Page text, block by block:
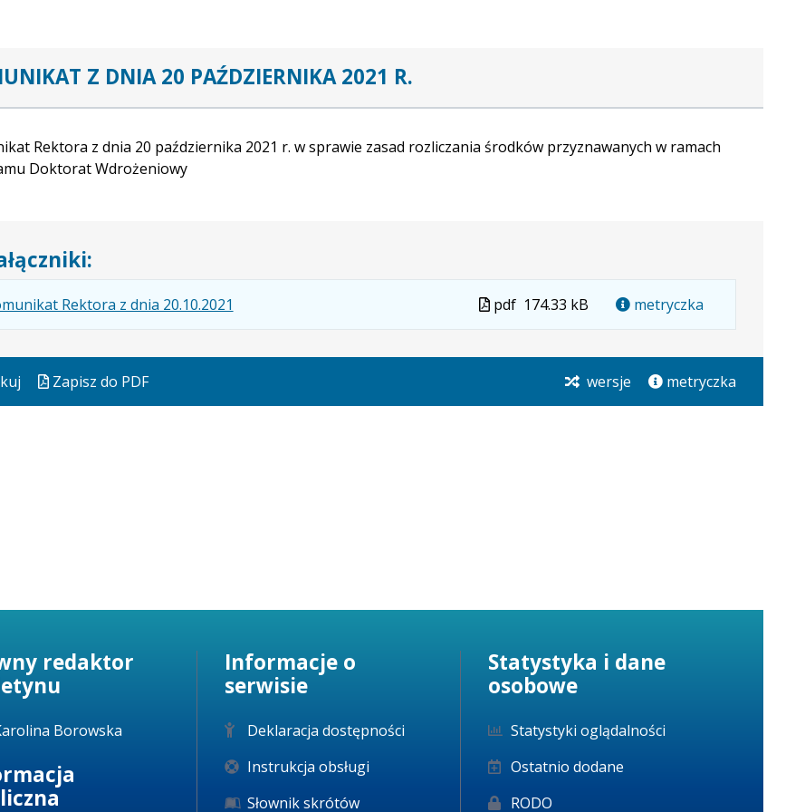
Z DNIA 20 PAŹDZIERNIKA 2021 R.
Rektora z dnia 20 października 2021 r. w sprawie zasad rozliczania środków przyznawanych w ramach
Doktorat Wdrożeniowy
Rektora z dnia 20.10.2021
karcie.
Plik
pdf 174.33 kB metryczka
Zapisz do PDF wersje metryczka
redaktor
Borowska
Informacje o
serwisie
Deklaracja dostępności
Instrukcja obsługi
Słownik skrótów
Statystyka i dane
osobowe
Statystyki oglądalności
Ostatnio dodane
RODO